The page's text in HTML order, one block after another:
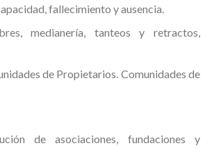
fallecimiento y ausencia.
medianería, tanteos y retractos,
de Propietarios. Comunidades de
de asociaciones, fundaciones y